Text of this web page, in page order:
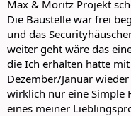
Max & Moritz Projekt
Die Baustelle war frei
und das
weiter geht wäre das
die Ich erhalten hatte
Dezember/Januar
wirklich nur eine Simple
eines meiner